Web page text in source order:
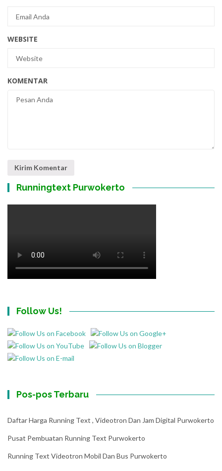
WEBSITE
KOMENTAR
Runningtext Purwokerto
Follow Us!
Pos-pos Terbaru
Daftar Harga Running Text , Videotron Dan Jam Digital Purwokerto
Pusat Pembuatan Running Text Purwokerto
Running Text Videotron Mobil Dan Bus Purwokerto